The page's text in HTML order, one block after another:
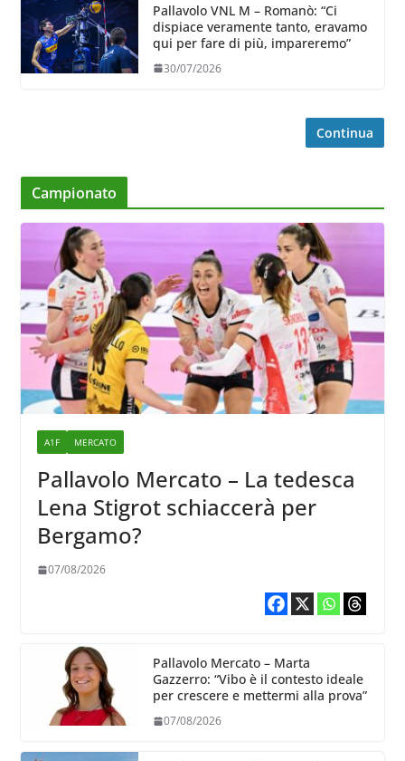
Pallavolo VNL M – Romanò: “Ci
dispiace veramente tanto, eravamo
qui per fare di più, impareremo”
30/07/2026
Continua
Campionato
A1F MERCATO
Pallavolo Mercato – La tedesca
Lena Stigrot schiaccerà per
Bergamo?
07/08/2026
Pallavolo Mercato – Marta
Gazzerro: “Vibo è il contesto ideale
per crescere e mettermi alla prova”
07/08/2026